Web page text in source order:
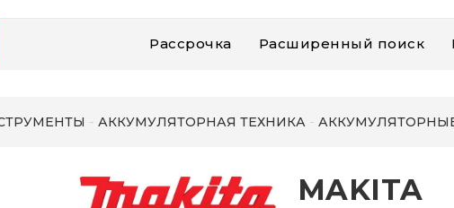
Рассрочка Расширенный поиск
АККУМУЛЯТОРНАЯ ТЕХНИКА
MAKITA